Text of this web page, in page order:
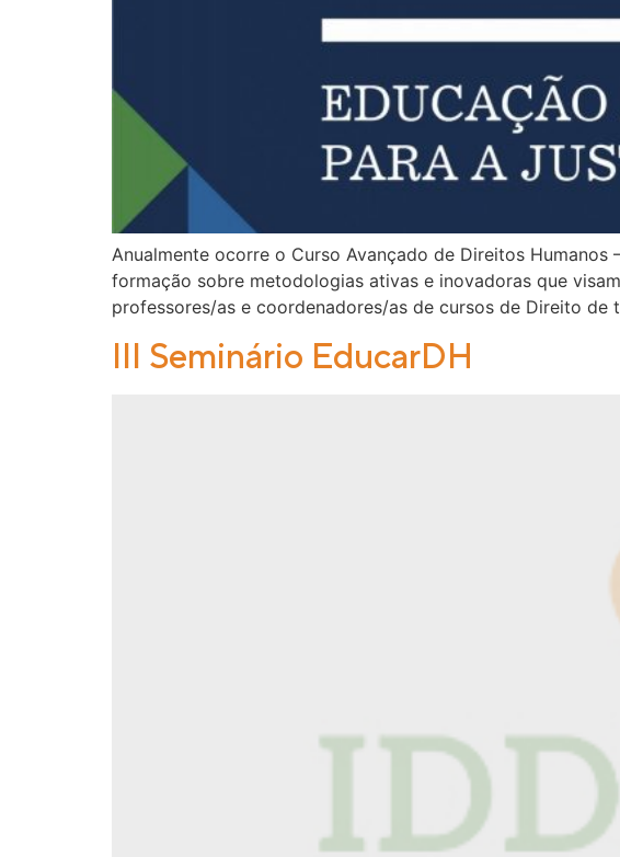
Anualmente ocorre o Curso Avançado de Direitos
formação sobre metodologias ativas e inovadoras que
professores/as e coordenadores/as de cursos de Direito de
III Seminário EducarDH